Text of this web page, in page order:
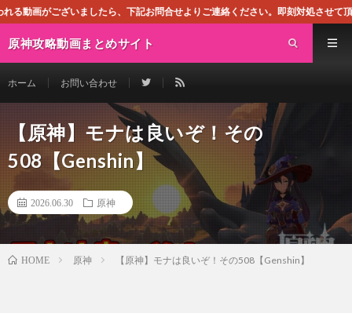
下記お問合せよりご連絡ください。即刻対処させて頂きます。なお、同サイ
原神攻略動画まとめサイト
ホーム お問い合わせ
【原神】モナは良いぞ！その
508【Genshin】
2026.06.30 原神
HOME 原神 【原神】モナは良いぞ！その508【Genshin】